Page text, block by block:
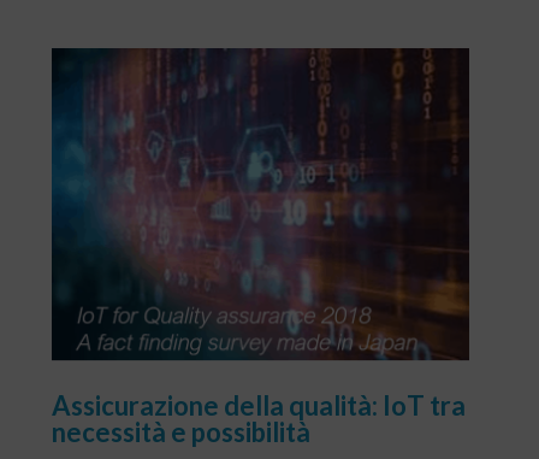
Assicurazione della qualità: IoT tra
necessità e possibilità